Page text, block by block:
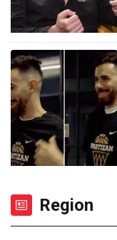
Region